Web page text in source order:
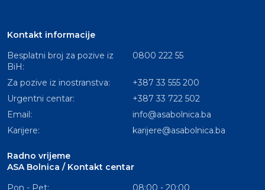
Kontakt informacije
Besplatni broj za pozive iz
BiH:
0800 222 55
Za pozive iz inostranstva:
+387 33 555 200
Urgentni centar:
+387 33 722 502
Email:
info@asabolnica.ba
Karijere:
karijere@asabolnica.ba
Radno vrijeme
ASA Bolnica / Kontakt centar
Pon - Pet:
08:00 - 20:00